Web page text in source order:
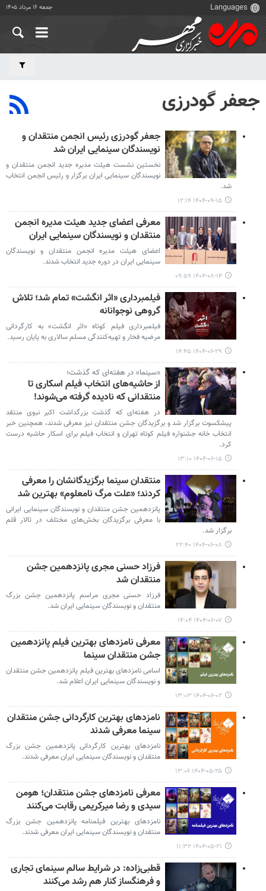
جمعه ۱۶ مرداد ۱۴۰۵
جعفر گودرزی
جعفر گودرزی رئیس انجمن منتقدان و
نویسندگان سینمایی ایران شد
نخستین نشست هیئت مدیره جدید انجمن منتقدان و
نویسندگان سینمایی ایران برگزار و رئیس انجمن انتخاب
شد.
۱۴۰۴-۰۹-۱۵ ۱۲:۱۴
معرفی اعضای جدید هیئت مدیره انجمن
منتقدان و نویسندگان سینمایی ایران
اعضای هیئت مدیره انجمن منتقدان و نویسندگان
سینمایی ایران در دوره جدید انتخاب شدند.
۱۴۰۴-۰۸-۱۴ ۰۹:۵۹
فیلمبرداری «اثر انگشت» تمام شد؛ تلاش
گروهی نوجوانانه
فیلمبرداری فیلم کوتاه «اثر انگشت» به کارگردانی
مرضیه فخار و تهیه‌کنندگی مسلم سالاری به پایان رسید.
۱۴۰۴-۰۶-۲۹ ۱۴:۴۵
«سینما» در هفته‌ای که گذشت؛
از حاشیه‌های انتخاب فیلم اسکاری تا
منتقدانی که نادیده گرفته می‌شوند!
در هفته‌ای که گذشت بزرگداشت اکبر نبوی منتقد
پیشکسوت برگزار شد و برگزیدگان جشن منتقدان نیز معرفی شدند، همچنین خبر
انتخاب خانه جشنواره فیلم کوتاه تهران و انتخاب فیلم برای اسکار حاشیه درست
کرد.
۱۴۰۴-۰۶-۱۵ ۱۳:۱۰
منتقدان سینما برگزیدگانشان را معرفی
کردند؛ «علت مرگ نامعلوم» بهترین شد
پانزدهمین جشن منتقدان و نویسندگان سینمایی ایرانی
با معرفی برگزیدگان بخش‌های مختلف در تالار قلم
برگزار شد.
۱۴۰۴-۰۶-۰۸ ۲۲:۴۰
فرزاد حسنی مجری پانزدهمین جشن
منتقدان شد
فرزاد حسنی مجری مراسم پانزدهمین جشن بزرگ
منتقدان و نویسندگان سینمایی ایران شد.
۱۴۰۴-۰۶-۰۷ ۱۴:۰۴
معرفی نامزدهای بهترین فیلم پانزدهمین
جشن منتقدان سینما
اسامی نامزدهای بهترین فیلم پانزدهمین جشن منتقدان
و نویسندگان سینمایی ایران اعلام شد.
۱۴۰۴-۰۶-۰۲ ۱۳:۰۳
نامزدهای بهترین کارگردانی جشن منتقدان
سینما معرفی شدند
نامزدهای بهترین کارگردانی پانزدهمین جشن بزرگ
منتقدان و نویسندگان سینمایی ایران معرفی شدند.
۱۴۰۴-۰۵-۲۵ ۱۳:۰۶
معرفی نامزدهای جشن منتقدان؛ هومن
سیدی و رضا میرکریمی رقابت می‌کنند
نامزدهای بهترین فیلمنامه پانزدهمین جشن بزرگ
منتقدان و نویسندگان سینمایی ایران معرفی شدند.
۱۴۰۴-۰۵-۲۱ ۱۱:۳۲
قطبی‌زاده: در شرایط سالم سینمای تجاری
و فرهنگساز کنار هم رشد می‌کنند